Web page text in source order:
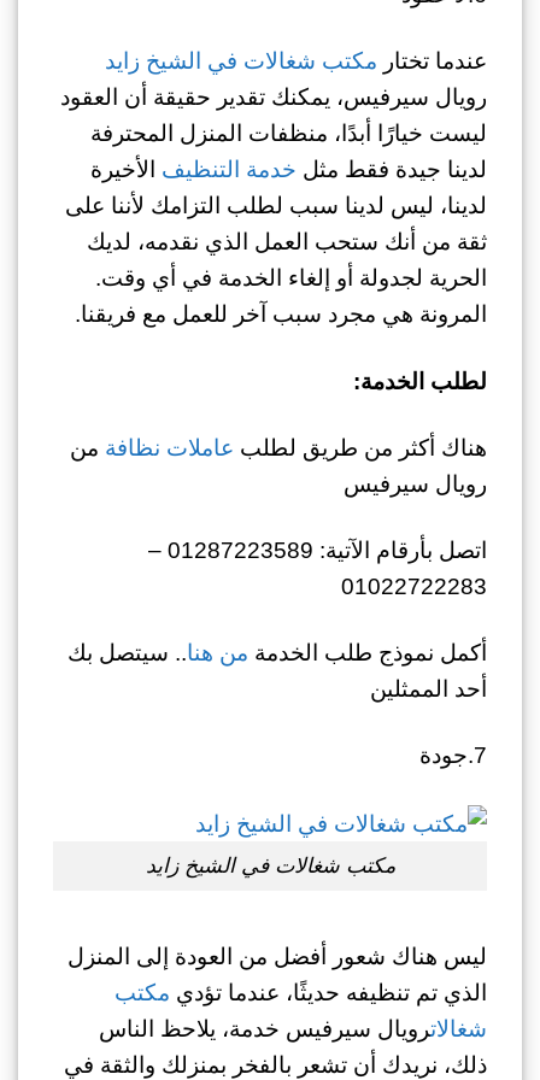
عندما تختار مكتب شغالات في الشيخ زايد
رويال سيرفيس، يمكنك تقدير حقيقة أن العقود
ليست خيارًا أبدًا، منظفات المنزل المحترفة
لدينا جيدة فقط مثل خدمة التنظيف الأخيرة
لدينا، ليس لدينا سبب لطلب التزامك لأننا على
ثقة من أنك ستحب العمل الذي نقدمه، لديك
الحرية لجدولة أو إلغاء الخدمة في أي وقت.
المرونة هي مجرد سبب آخر للعمل مع فريقنا.
لطلب الخدمة:
هناك أكثر من طريق لطلب عاملات نظافة من
رويال سيرفيس
اتصل بأرقام الآتية: 01287223589 –
01022722283
أكمل نموذج طلب الخدمة من هنا.. سيتصل بك
أحد الممثلين
7.جودة
مكتب شغالات في الشيخ زايد
ليس هناك شعور أفضل من العودة إلى المنزل
الذي تم تنظيفه حديثًا، عندما تؤدي مكتب
شغالاترويال سيرفيس خدمة، يلاحظ الناس
ذلك، نريدك أن تشعر بالفخر بمنزلك والثقة في